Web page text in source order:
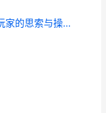
光遇跑图路线效率最大化，资深玩家的思索与操作